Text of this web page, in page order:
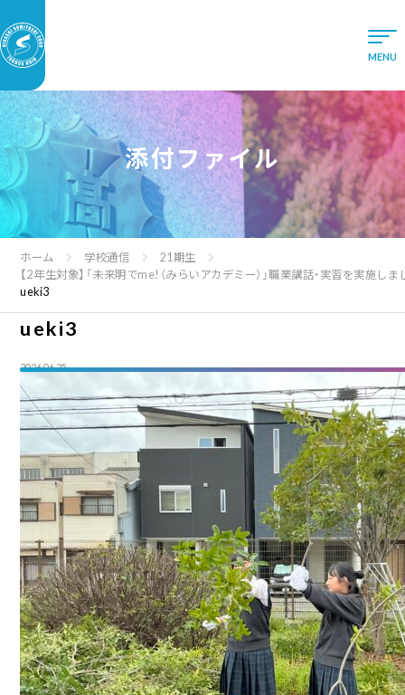
添付ファイル
ホーム 学校通信
21期生
【2年生対象】「未来明でme!（みらいアカデミー）」職業講話・実習を実施しま
ueki3
ueki3
2026.06.25